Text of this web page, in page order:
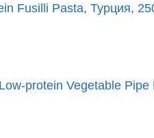
Fusilli Pasta, Турция,
protein Vegetable Pipe